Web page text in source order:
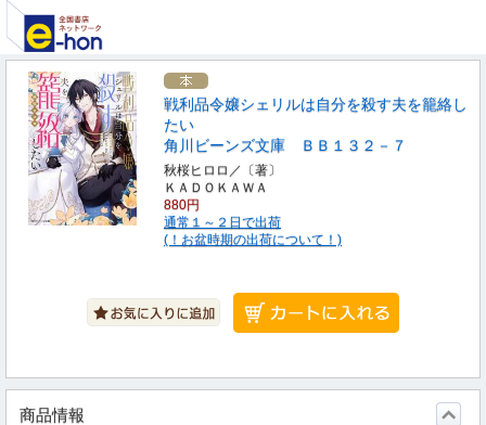
戦利品令嬢シェリルは自分を殺す夫を籠絡し
たい
角川ビーンズ文庫 ＢＢ１３２－７
秋桜ヒロロ／〔著〕
ＫＡＤＯＫＡＷＡ
880円
通常１～２日で出荷
(！お盆時期の出荷について！)
商品情報